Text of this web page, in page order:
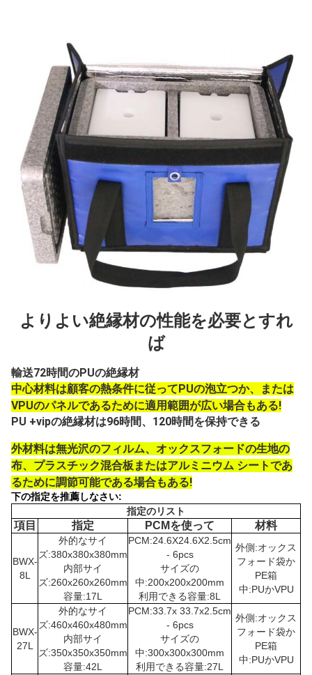
よりよい絶縁材の性能を必要とすれ
ば
輸送72時間のPUの絶縁材
中心材料は顧客の熱条件に従ってPUの泡立つか、または
VPUのパネルであるために適用範囲が広い場合もある!
PU +vipの絶縁材は96時間、120時間を保持できる
外材料は無光沢のフィルム、オックスフォードの生地の
布、プラスチック混合板またはアルミニウム シートであ
るために調節可能である場合もある!
下の指定を推薦しなさい:
指定のリスト
項目 指定 PCMを使って 材料
BWX-
8L
外的なサイ
ズ:380x380x380mm
内部サイ
ズ:260x260x260mm
容量:17L
PCM:24.6X24.6X2.5cm
- 6pcs
サイズの
中:200x200x200mm
利用できる容量:8L
外側:オックス
フォード袋か
PE箱
中:PUかVPU
BWX-
27L
外的なサイ
ズ:460x460x480mm
内部サイ
ズ:350x350x350mm
容量:42L
PCM:33.7x 33.7x2.5cm
- 6pcs
サイズの
中:300x300x300mm
利用できる容量:27L
外側:オックス
フォード袋か
PE箱
中:PUかVPU